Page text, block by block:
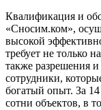
Квалификация и
«Сносим.ком»,
высокой
требует не только
также разрешения
сотрудники,
богатый опыт. За
сотни объектов, в